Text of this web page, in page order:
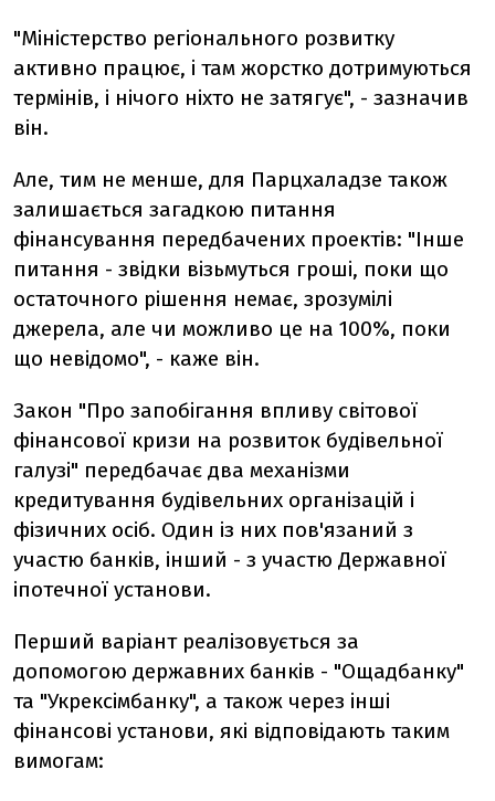
"Міністерство регіонального розвитку
активно працює, і там жорстко дотримуються
термінів, і нічого ніхто не затягує", - зазначив
він.
Але, тим не менше, для Парцхаладзе також
залишається загадкою питання
фінансування передбачених проектів: "Інше
питання - звідки візьмуться гроші, поки що
остаточного рішення немає, зрозумілі
джерела, але чи можливо це на 100%, поки
що невідомо", - каже він.
Закон "Про запобігання впливу світової
фінансової кризи на розвиток будівельної
галузі" передбачає два механізми
кредитування будівельних організацій і
фізичних осіб. Один із них пов'язаний з
участю банків, інший - з участю Державної
іпотечної установи.
Перший варіант реалізовується за
допомогою державних банків - "Ощадбанку"
та "Укрексімбанку", а також через інші
фінансові установи, які відповідають таким
вимогам: